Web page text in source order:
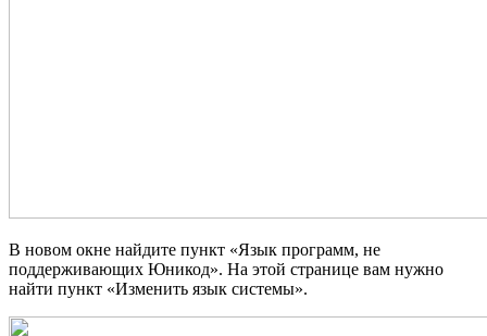
В новом окне найдите пункт «Язык программ, не
поддерживающих Юникод». На этой странице вам нужно
найти пункт «Изменить язык системы».